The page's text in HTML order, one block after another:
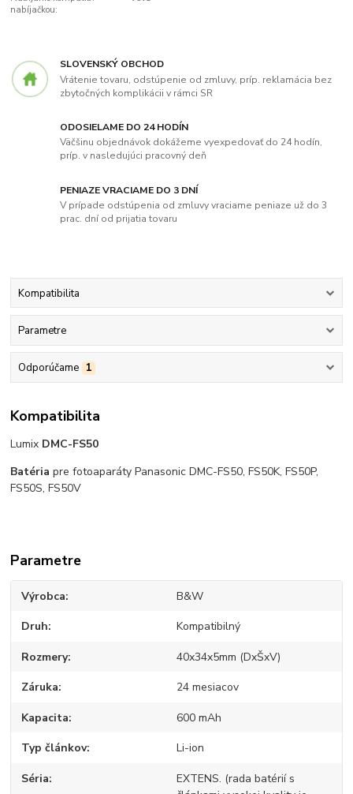
nabíjačkou:
SLOVENSKÝ OBCHOD
Vrátenie tovaru, odstúpenie od zmluvy, príp. reklamácia bez
zbytočných komplikácii v rámci SR
ODOSIELAME DO 24 HODÍN
Väčšinu objednávok dokážeme vyexpedovať do 24 hodín,
príp. v nasledujúci pracovný deň
PENIAZE VRACIAME DO 3 DNÍ
V prípade odstúpenia od zmluvy vraciame peniaze už do 3
prac. dní od prijatia tovaru
Kompatibilita
Parametre
Odporúčame 1
Kompatibilita
Lumix DMC-FS50
Batéria pre fotoaparáty Panasonic DMC-FS50, FS50K, FS50P,
FS50S, FS50V
Parametre
Výrobca B&W
Druh Kompatibilný
Rozmery 40x34x5mm (DxŠxV)
Záruka 24 mesiacov
Kapacita 600 mAh
Typ článkov Li-ion
Séria
EXTENS. (rada batérií s